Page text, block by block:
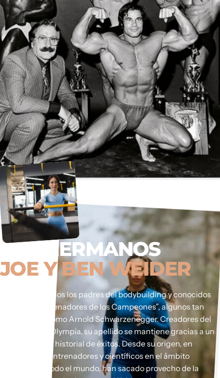
LOS HERMANOS
JOE Y BEN WEIDER
Son considerados los padres del bodybuilding y conocidos
como los “Entrenadores de los Campeones”, algunos tan
importantes como Arnold Schwarzenegger. Creadores del
certamen Mr. Olympia, su apellido se mantiene gracias a un
impresionante historial de éxitos. Desde su origen, en
1936, atletas, entrenadores y científicos en el ámbito
deportivo de todo el mundo, han sacado provecho de la